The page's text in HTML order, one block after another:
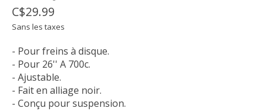
C$29.99
Sans les taxes
- Pour freins à disque.
- Pour 26'' A 700c.
- Ajustable.
- Fait en alliage noir.
- Conçu pour suspension.